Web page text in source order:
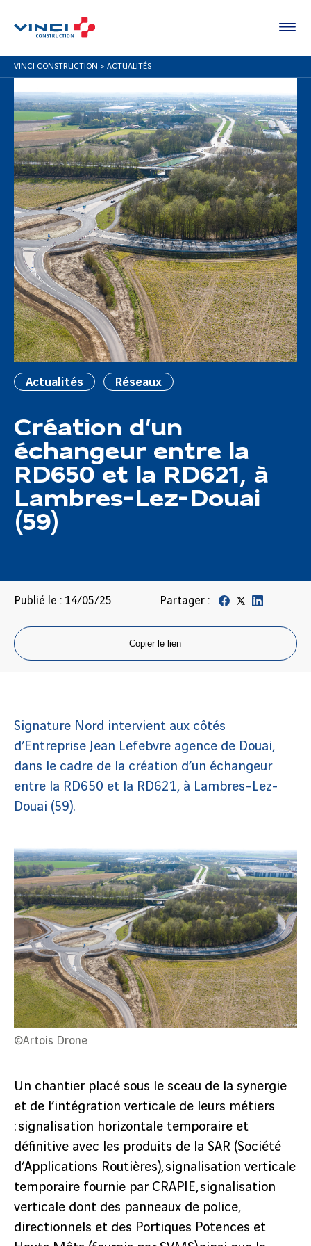
VINCI CONSTRUCTION > ACTUALITÉS
Actualités Réseaux
Création d’un
échangeur entre la
RD650 et la RD621, à
Lambres-Lez-Douai
(59)
Publié le : 14/05/25 Partager :
Copier le lien
Signature Nord intervient aux côtés
d’Entreprise Jean Lefebvre agence de Douai,
dans le cadre de la création d’un échangeur
entre la RD650 et la RD621, à Lambres-Lez-
Douai (59).
©Artois Drone
Un chantier placé sous le sceau de la synergie
et de l’intégration verticale de leurs métiers
: signalisation horizontale temporaire et
définitive avec les produits de la SAR (Société
d’Applications Routières), signalisation verticale
temporaire fournie par CRAPIE, signalisation
verticale dont des panneaux de police,
directionnels et des Portiques Potences et
©Artois Drone
précédent